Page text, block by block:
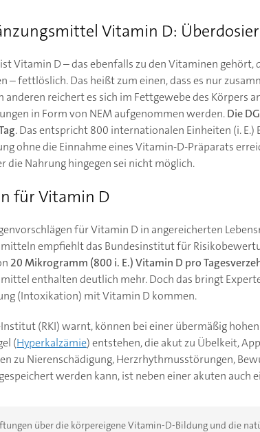
Vitamin D:
Vitamin D – das ebenfalls zu den Vitaminen gehört,
– fettlöslich. Das heißt zum einen, dass es nur
reichert es sich im Fettgewebe des Körpers
in Form von NEM aufgenommen werden.Die
. Das entspricht 800 internationalen Einheiten (i.
ohne die Einnahme eines Vitamin-D-Präparats
die Nahrung hingegen sei nicht möglich.
für Vitamin D
für Vitamin D in angereicherten
empfiehlt das Bundesinstitut für
20 Mikrogramm (800 i. E.) Vitamin D pro
enthalten deutlich mehr. Doch das bringt
(Intoxikation) mit Vitamin D kommen.
(RKI) warnt, können bei einer übermäßig
(Hyperkalzämie) entstehen, die akut zu Übelkeit,
zu Nierenschädigung, Herzrhythmusstörungen,
werden kann, ist neben einer akuten auch
über die körpereigene Vitamin-D-Bildung und die